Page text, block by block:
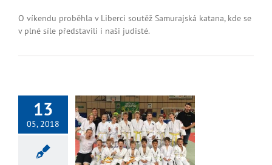
s
ze
O víkendu proběhla v Liberci soutěž Samurajská katana, kde se
v plné síle představili i naši judisté.
13
05, 2018
Katana
Jablonec
Mladší žáci
Starší žáci